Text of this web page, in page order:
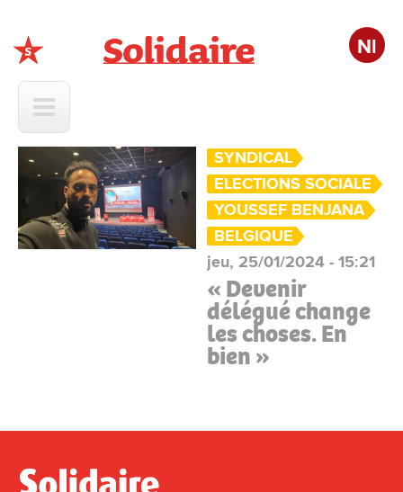
Nl
SYNDICAL
ELECTIONS SOCIALE
YOUSSEF BENJANA
BELGIQUE
jeu, 25/01/2024 - 15:21
« Devenir
délégué change
les choses. En
bien »